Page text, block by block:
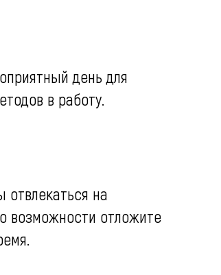
день для
в работу.
отвлекаться на
возможности отложите